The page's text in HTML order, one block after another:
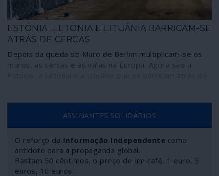
ESTÓNIA, LETÓNIA E LITUÂNIA BARRICAM-SE
ATRÁS DE CERCAS
Depois da queda do Muro de Berlim multiplicam-se os
muros, as cercas e as valas na Europa. Agora são a
ASSINANTES SOLIDÁRIOS
O reforço da Informação Independente como
antídoto para a propaganda global.
Bastam 50 cêntimos, o preço de um café, 1 euro, 5
euros, 10 euros…